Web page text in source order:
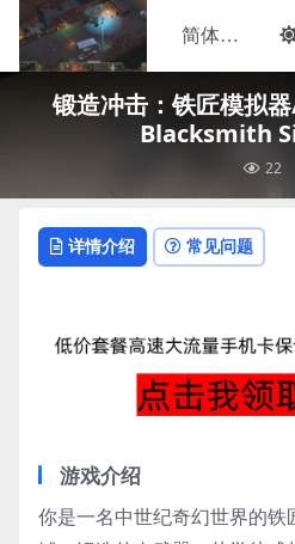
锻造冲击：铁匠模拟
Blacksmith
22
详情介绍 常见问题
游戏介绍
你是一名中世纪奇幻世界的